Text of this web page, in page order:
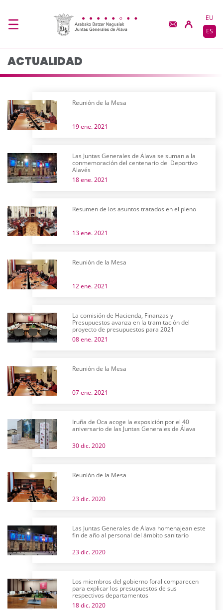
Actualidad - JJGG-
EU
ES
ACTUALIDAD
Reunión de la Mesa
19 ene. 2021
Las Juntas Generales de Álava se suman a la
conmemoración del centenario del Deportivo
Alavés
18 ene. 2021
Resumen de los asuntos tratados en el pleno
13 ene. 2021
Reunión de la Mesa
12 ene. 2021
La comisión de Hacienda, Finanzas y
Presupuestos avanza en la tramitación del
proyecto de presupuestos para 2021
08 ene. 2021
Reunión de la Mesa
07 ene. 2021
Iruña de Oca acoge la exposición por el 40
aniversario de las Juntas Generales de Álava
30 dic. 2020
Reunión de la Mesa
23 dic. 2020
Las Juntas Generales de Álava homenajean este
fin de año al personal del ámbito sanitario
23 dic. 2020
Los miembros del gobierno foral comparecen
para explicar los presupuestos de sus
respectivos departamentos
18 dic. 2020